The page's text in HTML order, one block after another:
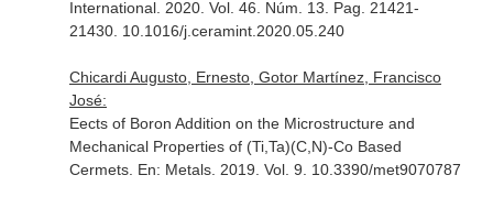
International. 2020. Vol. 46. Núm. 13. Pag. 21421-
21430. 10.1016/j.ceramint.2020.05.240
Chicardi Augusto, Ernesto, Gotor Martínez, Francisco
José:
Eects of Boron Addition on the Microstructure and
Mechanical Properties of (Ti,Ta)(C,N)-Co Based
Cermets. En: Metals. 2019. Vol. 9. 10.3390/met9070787